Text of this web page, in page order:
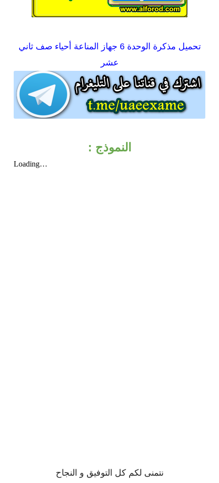
تحميل
مذكرة الوحدة 6 جهاز المناعة أحياء صف ثاني
عشر
النموذج :
نتمنى لكم كل التوفيق و النجاح